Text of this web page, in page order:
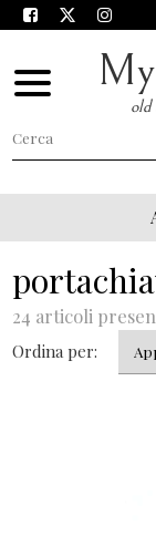
old
24 articoli
Ordina per: